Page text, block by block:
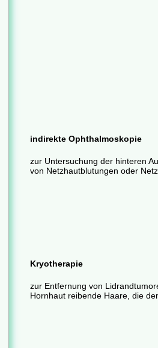
indirekte Ophthalmoskopie
zur Untersuchung der hinteren
von Netzhautblutungen oder
Kryotherapie
zur Entfernung von
Hornhaut reibende Haare, die